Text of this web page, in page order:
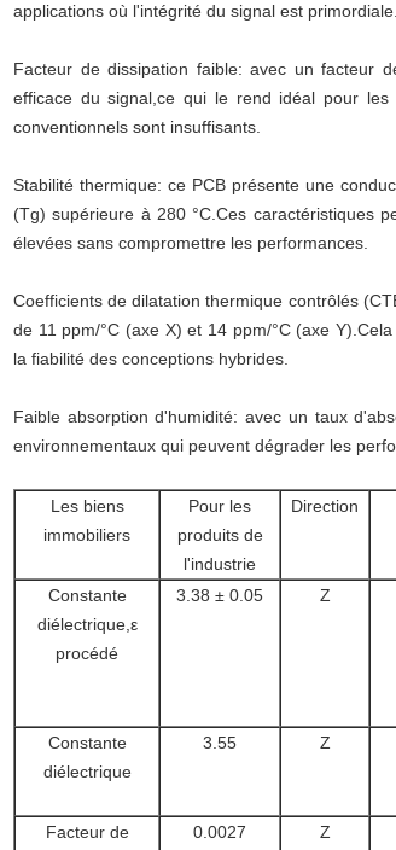
applications où l'intégrité du signal est primordiale.
Facteur de dissipation faible: avec un facteur
efficace du signal,ce qui le rend idéal pour
conventionnels sont insuffisants.
Stabilité thermique: ce PCB présente une
(Tg) supérieure à 280 °C.Ces caractéristiques
élevées sans compromettre les performances.
Coefficients de dilatation thermique contrôlés
de 11 ppm/°C (axe X) et 14 ppm/°C (axe
la fiabilité des conceptions hybrides.
Faible absorption d'humidité: avec un taux
environnementaux qui peuvent dégrader les
Les biens
immobiliers
Pour les
produits de
l'industrie
Direction
Constante
diélectrique,ε
procédé
3.38 ± 0.05 Z
Constante
diélectrique
3.55 Z
Facteur de
0.0027
Z